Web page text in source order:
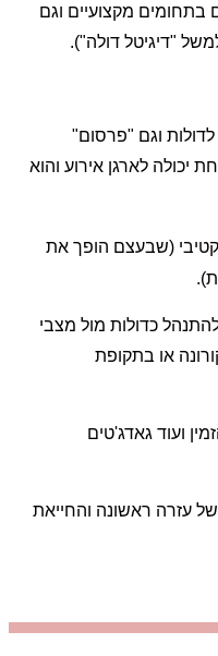
בתחומים מקצועיים וגם
"דיגיטל דולה").
וגם "פרסום"
יכולה לארגן אירוע והוא
(שבעצם הופך את
כדולות מול מצבי
או בתקופת
ועוד גאדג'טים
עזרה ראשונה והחייאת